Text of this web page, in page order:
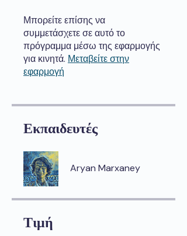
Μπορείτε επίσης να
συμμετάσχετε σε αυτό το
πρόγραμμα μέσω της εφαρμογής
για κινητά. Μεταβείτε στην
εφαρμογή
Εκπαιδευτές
Aryan Marxaney
Τιμή